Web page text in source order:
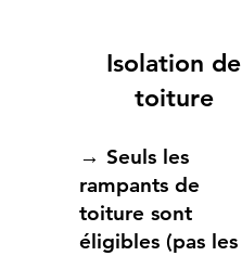
Isolation de
toiture
→ Seuls les
rampants de
toiture sont
éligibles (pas les